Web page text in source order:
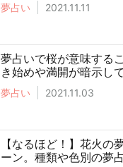
夢占い 2021.11.11
夢占いで桜が意味する
き始めや満開が暗示し
夢占い 2021.11.03
【なるほど！】花火の
ーン。種類や色別の夢